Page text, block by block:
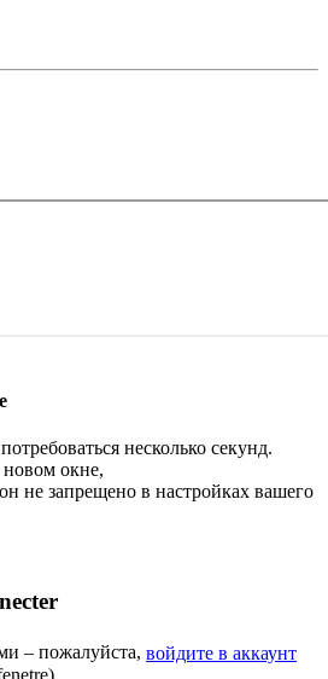
несколько секунд.
окне,
не запрещено в настройках вашего
– пожалуйста, войдите в аккаунт